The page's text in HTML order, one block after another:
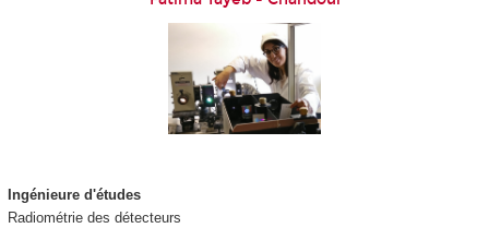
Ingénieure d'études
Radiométrie des détecteurs